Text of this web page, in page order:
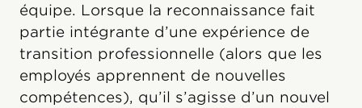
équipe. Lorsque la reconnaissance fait
partie intégrante d’une expérience de
transition professionnelle (alors que les
employés apprennent de nouvelles
compétences), qu’il s’agisse d’un nouvel